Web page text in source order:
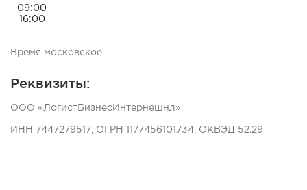
09:00
16:00
Время московское
Реквизиты:
ООО «ЛогистБизнесИнтернешнл»
ИНН 7447279517, ОГРН 1177456101734, ОКВЭД 52.29